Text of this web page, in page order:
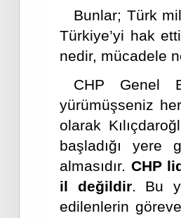
Bunlar; Türk
Türkiye’yi hak
nedir, mücadele
CHP Genel
yürümüşseniz
olarak
başladığı
almasıdır. CHP
il değildir. Bu
edilenlerin